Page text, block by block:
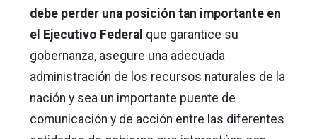
debe perder una posición tan importante en
el Ejecutivo Federal que garantice su
gobernanza, asegure una adecuada
administración de los recursos naturales de la
nación y sea un importante puente de
comunicación y de acción entre las diferentes